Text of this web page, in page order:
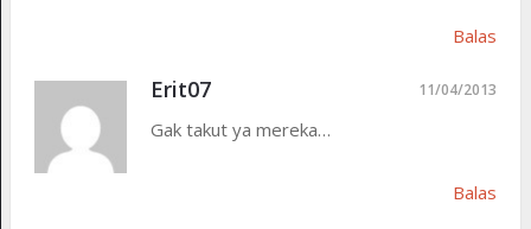
Balas
Erit07 11/04/2013
Gak takut ya mereka…
Balas